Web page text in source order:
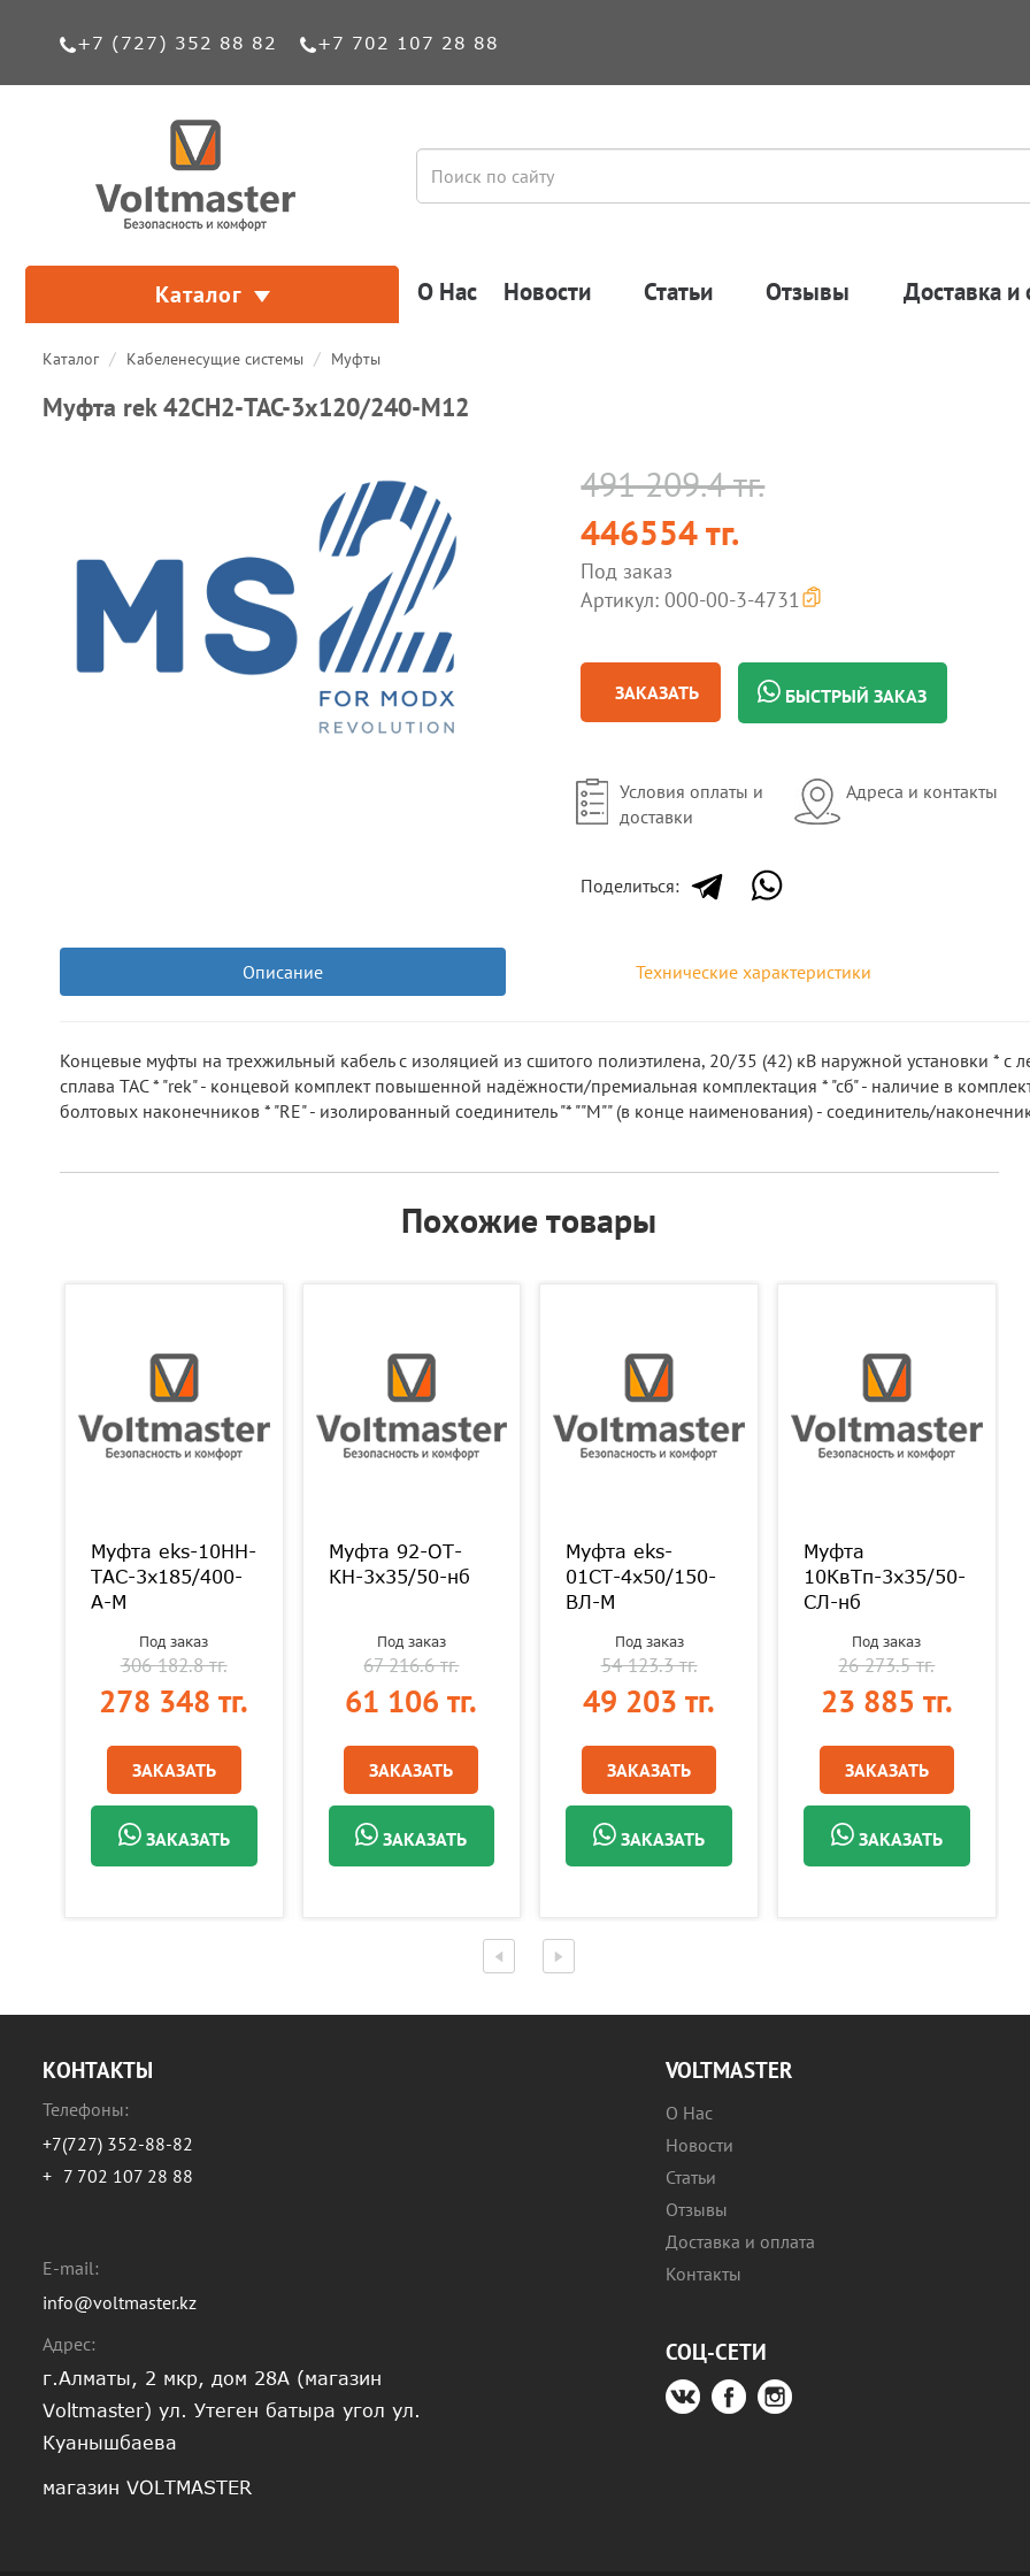
+7 (727) 352 88 82 +7 702 107 28 88
Каталог О Нас Новости Статьи Отзывы Доставка и
Каталог Кабеленесущие системы Муфты
Муфта rek 42CH2-ТАС-3x120/240-М12
491 209.4 тг.
446554 тг.
Под заказ
Артикул: 000-00-3-4731
ЗАКАЗАТЬ БЫСТРЫЙ ЗАКАЗ
Условия оплаты и
доставки
Адреса и контакты
Поделиться:
Описание Технические характеристики
Концевые муфты на трехжильный кабель с изоляцией из сшитого полиэтилена, 20/35 (42) кВ наружной установки * с
сплава ТАС * "rek" - концевой комплект повышенной надёжности/премиальная комплектация * "сб" - наличие в
болтовых наконечников * "RE" - изолированный соединитель "* ""М"" (в конце наименования) - соединитель/
Похожие товары
Муфта eks-10HH-
ТАС-3х185/400-
А-М
Под заказ
306 182.8 тг.
278 348 тг.
ЗАКАЗАТЬ
ЗАКАЗАТЬ
Муфта 92-OT-
КН-3х35/50-нб
Под заказ
67 216.6 тг.
61 106 тг.
ЗАКАЗАТЬ
ЗАКАЗАТЬ
Муфта eks-
01СТ-4х50/150-
ВЛ-М
Под заказ
54 123.3 тг.
49 203 тг.
ЗАКАЗАТЬ
ЗАКАЗАТЬ
Муфта
10КвТп-3х35/50-
СЛ-нб
Под заказ
26 273.5 тг.
23 885 тг.
ЗАКАЗАТЬ
ЗАКАЗАТЬ
КОНТАКТЫ
Телефоны:
+7(727) 352-88-82
+ 7 702 107 28 88
E-mail:
info@voltmaster.kz
Адрес:
г.Алматы, 2 мкр, дом 28А (магазин
Voltmaster) ул. Утеген батыра угол ул.
Куанышбаева
магазин VOLTMASTER
VOLTMASTER
О Нас
Новости
Статьи
Отзывы
Доставка и оплата
Контакты
СОЦ-СЕТИ